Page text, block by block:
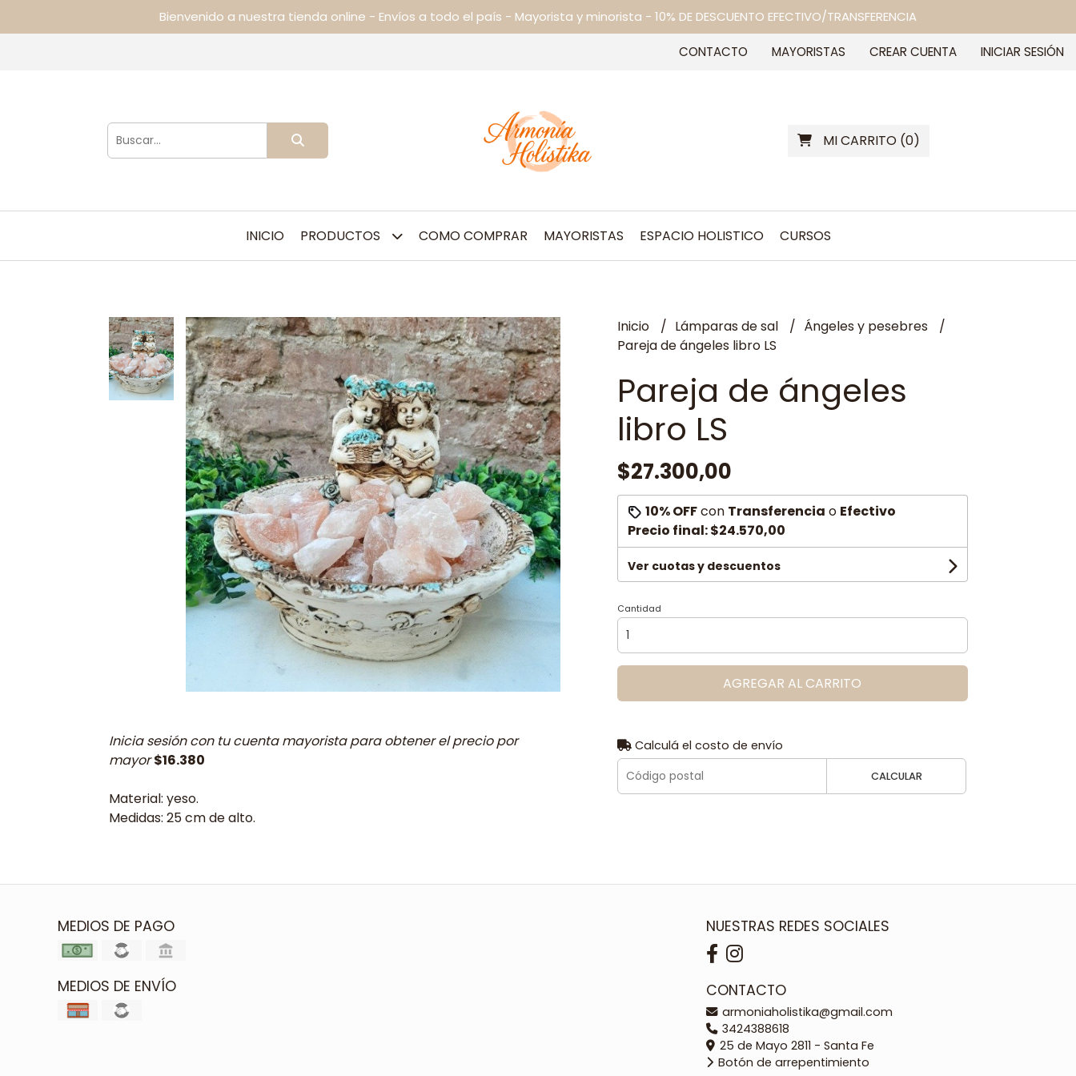
Bienvenido a nuestra tienda online - Envíos a todo el país - Mayorista y minorista - 10% DE DESCUENTO EFECTIVO/TRANSFERENCIA
CONTACTO MAYORISTAS CREAR CUENTA INICIAR SESIÓN
MI CARRITO(0)
INICIO PRODUCTOS COMO COMPRAR MAYORISTAS ESPACIO HOLISTICO CURSOS
Inicia sesión con tu cuenta mayorista para obtener el precio por
mayor$16.380
Material: yeso.
Medidas: 25 cm de alto.
Inicio Lámparas de sal
Ángeles y pesebres
Pareja de ángeles libro LS
Pareja de ángeles
libro LS
$27.300,00
10% OFFcon Transferencia o Efectivo
Precio final:$24.570,00
Ver cuotas y descuentos
Cantidad
AGREGAR AL CARRITO
Calculá el costo de envío
CALCULAR
MEDIOS DE PAGO
MEDIOS DE ENVÍO
NUESTRAS REDES SOCIALES
CONTACTO
armoniaholistika@gmail.com
3424388618
25 de Mayo 2811 - Santa Fe
Botón de arrepentimiento